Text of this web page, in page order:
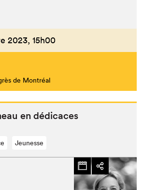
2023, 15h00
de Montréal
en dédicaces
Jeunesse